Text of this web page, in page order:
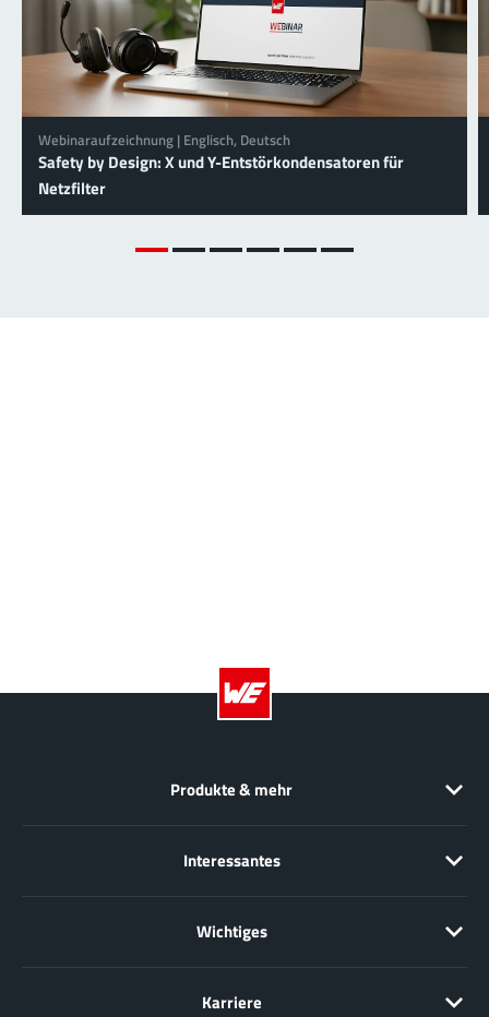
Webinaraufzeichnung | Englisch, Deutsch
Safety by Design: X und Y-Entstörkondensatoren für
Netzfilter
Produkte & mehr
Interessantes
Wichtiges
Karriere